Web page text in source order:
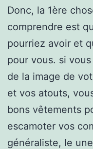
Donc, la 1ère
comprendre est
pourriez avoir et
pour vous. si
de la image de
et vos atouts,
bons vêtements
escamoter vos
généraliste, le